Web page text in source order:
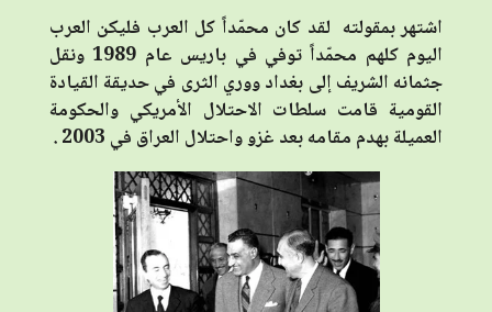
اشتهر بمقولته لقد كان محمّداً كل العرب فليكن العرب
اليوم كلهم محمّداً توفي في باريس عام 1989 ونقل
جثمانه الشريف إلى بغداد ووري الثرى في حديقة القيادة
القومية قامت سلطات الاحتلال الأمريكي والحكومة
العميلة بهدم مقامه بعد غزو واحتلال العراق في 2003 .